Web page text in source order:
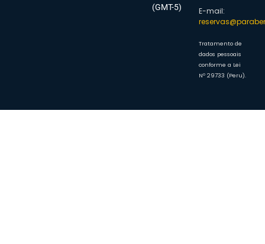
(GMT-5)
E-mail:
Tratamento de
dados pessoais
conforme a Lei
Nº 29733 (Peru).